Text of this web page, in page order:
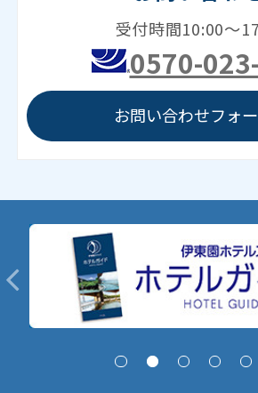
受付時間10:00～
0570-
お問い合わせフォ